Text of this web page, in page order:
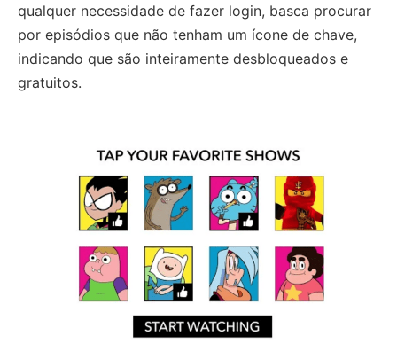
qualquer necessidade de fazer login, basca procurar
por episódios que não tenham um ícone de chave,
indicando que são inteiramente desbloqueados e
gratuitos.